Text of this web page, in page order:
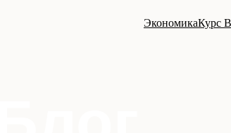
ЭкономикаКурс